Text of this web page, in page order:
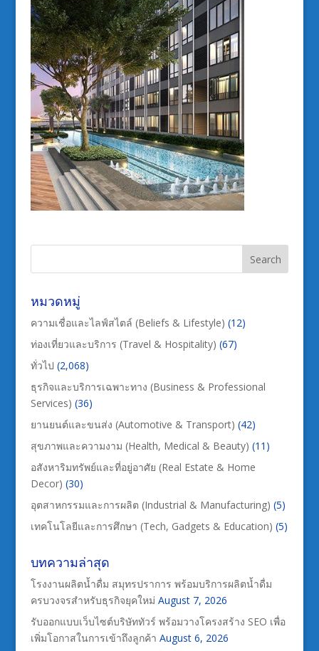
หมวดหมู่
ความเชื่อและไลฟ์สไตล์ (Beliefs & Lifestyle) (12)
ท่องเที่ยวและบริการ (Travel & Hospitality) (67)
ทั่วไป (2,068)
ธุรกิจและบริการเฉพาะทาง (Business & Professional
Services) (36)
ยานยนต์และขนส่ง (Automotive & Transport) (42)
สุขภาพและความงาม (Health, Medical & Beauty) (11)
อสังหาริมทรัพย์และที่อยู่อาศัย (Real Estate & Home
Decor) (30)
อุตสาหกรรมและการผลิต (Industrial & Manufacturing) (5)
เทคโนโลยีและการศึกษา (Tech, Gadgets & Education) (5)
บทความล่าสุด
โรงงานผลิตน้ำดื่ม สมุทรปราการ พร้อมบริการผลิตน้ำดื่ม
ครบวงจรสำหรับธุรกิจยุคใหม่ August 7, 2026
รับออกแบบเว็บไซต์บริษัททัวร์ พร้อมวางโครงสร้าง SEO เพื่อ
เพิ่มโอกาสในการเข้าถึงลูกค้า August 6, 2026